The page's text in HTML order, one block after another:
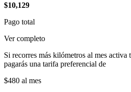
$10,129
Pago total
Ver completo
Si recorres más kilómetros al mes activa
pagarás una tarifa preferencial de
$480 al mes